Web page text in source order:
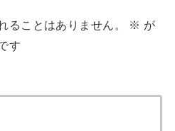
ることはありません。 ※ が
す